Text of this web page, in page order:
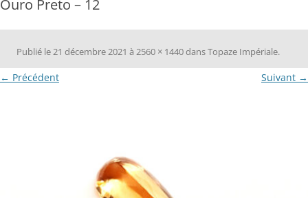
Ouro Preto – 12
Publié le21 décembre 2021 à2560 × 1440dansTopaze Impériale.
← Précédent Suivant →